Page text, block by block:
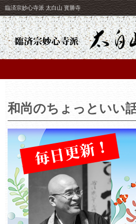
臨済宗妙心寺派 太白山 寳勝寺
和尚のちょっといい